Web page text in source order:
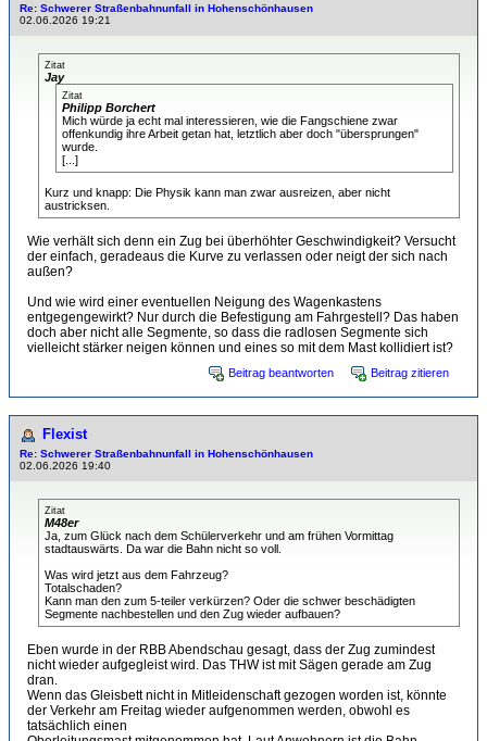
Re: Schwerer Straßenbahnunfall in Hohenschönhausen
02.06.2026 19:21
Zitat
Jay
Zitat
Philipp Borchert
Mich würde ja echt mal interessieren, wie die Fangschiene zwar
offenkundig ihre Arbeit getan hat, letztlich aber doch "übersprungen"
wurde.
[...]
Kurz und knapp: Die Physik kann man zwar ausreizen, aber nicht
austricksen.
Wie verhält sich denn ein Zug bei überhöhter Geschwindigkeit? Versucht
der einfach, geradeaus die Kurve zu verlassen oder neigt der sich nach
außen?
Und wie wird einer eventuellen Neigung des Wagenkastens
entgegengewirkt? Nur durch die Befestigung am Fahrgestell? Das haben
doch aber nicht alle Segmente, so dass die radlosen Segmente sich
vielleicht stärker neigen können und eines so mit dem Mast kollidiert ist?
Beitrag beantworten Beitrag zitieren
Flexist
Re: Schwerer Straßenbahnunfall in Hohenschönhausen
02.06.2026 19:40
Zitat
M48er
Ja, zum Glück nach dem Schülerverkehr und am frühen Vormittag
stadtauswärts. Da war die Bahn nicht so voll.
Was wird jetzt aus dem Fahrzeug?
Totalschaden?
Kann man den zum 5-teiler verkürzen? Oder die schwer beschädigten
Segmente nachbestellen und den Zug wieder aufbauen?
Eben wurde in der RBB Abendschau gesagt, dass der Zug zumindest
nicht wieder aufgegleist wird. Das THW ist mit Sägen gerade am Zug
dran.
Wenn das Gleisbett nicht in Mitleidenschaft gezogen worden ist, könnte
der Verkehr am Freitag wieder aufgenommen werden, obwohl es
tatsächlich einen